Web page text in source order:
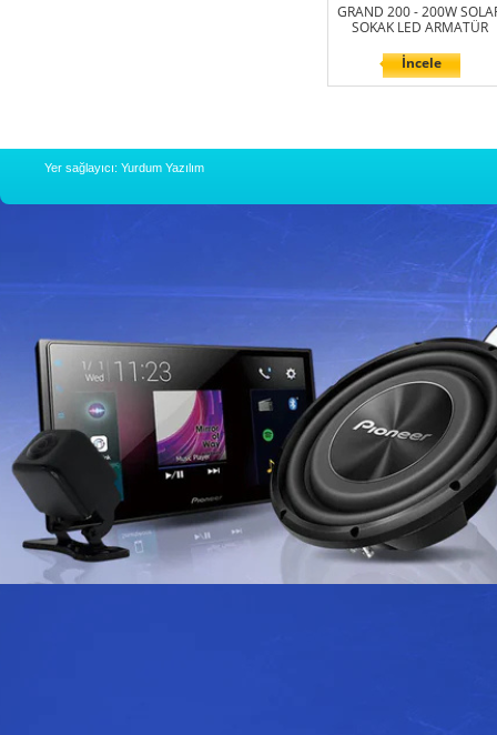
GRAND 200 - 200W
SOKAK LED ARMATÜR
İncele
Yer sağlayıcı: Yurdum Yazılım